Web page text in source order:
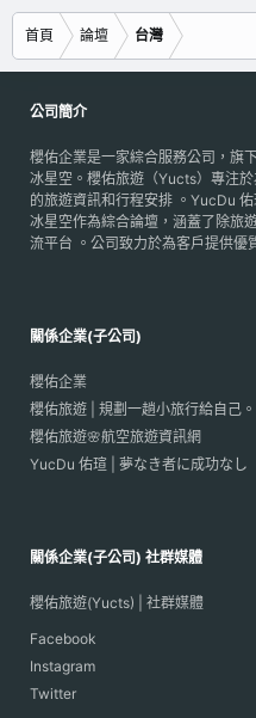
首頁 論壇 台灣
公司簡介
櫻佑企業是一家綜合服務公司，旗
冰星空。櫻佑旅遊（Yucts）專注
的旅遊資訊和行程安排 。YucDu
冰星空作為綜合論壇，涵蓋了除旅
流平台 。公司致力於為客戶提供優
關係企業(子公司)
櫻佑企業
櫻佑旅遊 | 規劃一趟小旅行給自己。
櫻佑旅遊🌸航空旅遊資訊網
YucDu 佑瑄 | 夢なき者に成功なし
關係企業(子公司) 社群媒體
櫻佑旅遊(Yucts) | 社群媒體
Facebook
Instagram
Twitter